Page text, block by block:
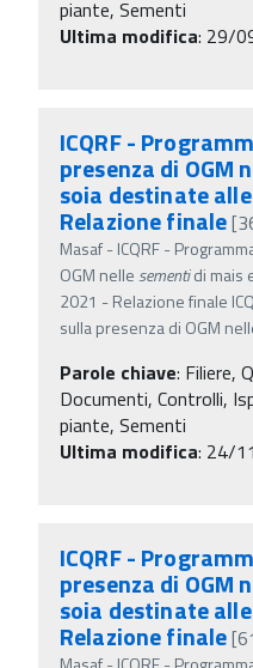
piante, Sementi
Ultima modifica: 29/
ICQRF -
presenza di OGM
soia destinate
Relazione finale
Masaf - ICQRF -
OGM nelle sementidi mais
2021 - Relazione finale
sulla presenza di OGM
Parole chiave: Filiere,
Documenti, Controlli,
piante, Sementi
Ultima modifica: 24/
ICQRF -
presenza di OGM
soia destinate
Relazione finale